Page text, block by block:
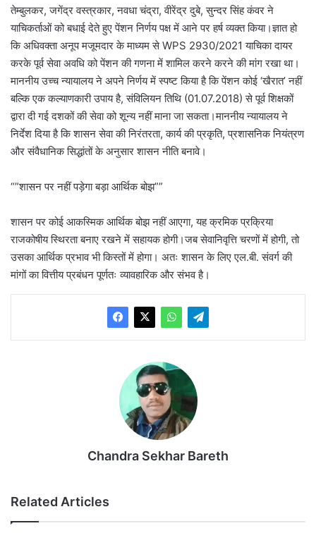
तेम्बुलकर, जगेंद्र वस्त्रकार, नवधा चंद्रा, वीरेंद्र दुबे, सुन्दर सिंह कंवर ने
याचिकर्ताओं को बधाई देते हुए पेंशन निर्णय पक्ष में आने पर हर्ष व्यक्त किया।ज्ञात हो
कि अधिवक्ता अनूप मजूमदार के माध्यम से WPS 2930/2021 याचिका दायर
करके पूर्व सेवा अवधि को पेंशन की गणना में शामिल करने करने की मांग रखा था।
माननीय उच्च न्यायालय ने अपने निर्णय में स्पष्ट किया है कि पेंशन कोई ‘खैरात’ नहीं
बल्कि एक कल्याणकारी उपाय है, संविलियन तिथि (01.07.2018) से पूर्व शिक्षकों
द्वारा दी गई दशकों की सेवा को शून्य नहीं माना जा सकता।माननीय न्यायालय ने
निर्देश दिया है कि शासन सेवा की निरंतरता, कार्य की प्रकृति, प्रशासनिक नियंत्रण
और संवैधानिक सिद्धांतों के अनुसार शासन नीति बनावे।
“”शासन पर नहीं पड़ेगा बड़ा आर्थिक बोझ””
शासन पर कोई आकस्मिक आर्थिक बोझ नहीं आएगा, यह क्रमिक प्रक्रिया
राजकोषीय स्थिरता बनाए रखने में सहायक होगी।जब सेवानिवृत्ति चरणों में होगी, तो
उसका आर्थिक प्रभाव भी किस्तों में होगा। अतः शासन के लिए एल.बी. संवर्ग की
मांगों का वित्तीय प्रबंधन पूर्णतः व्यावहारिक और संभव है।
Chandra Sekhar Bareth
Related Articles